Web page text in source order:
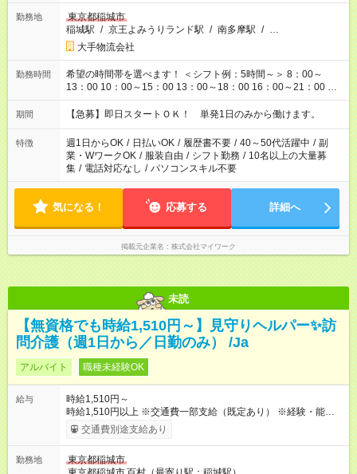
勤務地
東京都稲城市
稲城駅 / 京王よみうりランド駅 / 南多摩駅 / …
大手物流会社
勤務時間
希望の時間帯を選べます！ ＜シフト例：5時間～＞ 8：00～
13：00 10：00～15：00 13：00～18：00 16：00～21：00 ＜
シフト例：8時間～＞ ・10：00～19：00 ・13：00～22：00 ・
22：00～翌6：00 など！是非ご希望をお聞かせください！
期間 【急募】即日スタートＯＫ！ 単発1日のみから働けます。
特徴 週1日からOK / 日払いOK / 履歴書不要 / 40～50代活躍中 / 副
業・WワークOK / 服装自由 / シフト勤務 / 10名以上の大量募
集 / 電話対応なし / パソコンスキル不要
気になる！ 応募する 詳細へ
掲載元企業名 株式会社マイワーク
未読
【無資格でも時給1,510円～】見守りヘルパー✨訪
問介護（週1日から／日勤のみ） /Ja
アルバイト 職種未経験OK
給与
時給1,510円～
時給1,510円以上 ※交通費一部支給（既定あり） ※経験・能力を
考慮して決定します 【収入例】 週1回勤務の場合：1,510円×8時
間×4回=4万8,320円 週3回勤務の場合：1,510円×8時間×12回
1,600円 【試用期間】試用期間あり 試用期間の長さ：2ヶ月
交通費別途支給あり
勤務地
東京都稲城市